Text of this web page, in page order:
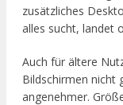
zusätzliches
alles sucht, landet
Auch für ältere
Bildschirmen nicht
angenehmer.